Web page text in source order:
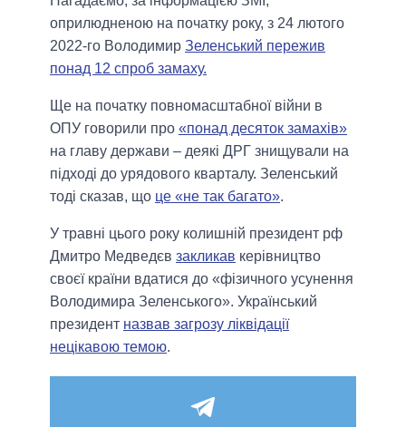
оприлюдненою на початку року, з 24 лютого
2022-го Володимир Зеленський пережив
понад 12 спроб замаху.
Ще на початку повномасштабної війни в
ОПУ говорили про «понад десяток замахів»
на главу держави – деякі ДРГ знищували на
підході до урядового кварталу. Зеленський
тоді сказав, що це «не так багато».
У травні цього року колишній президент рф
Дмитро Медведєв закликав керівництво
своєї країни вдатися до «фізичного усунення
Володимира Зеленського». Український
президент назвав загрозу ліквідації
нецікавою темою.